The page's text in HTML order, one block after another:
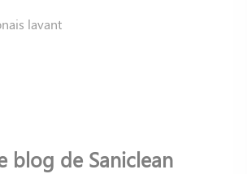
lavant
blog de Saniclean